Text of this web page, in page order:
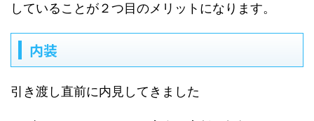
していることが２つ目のメリットになります。
内装
引き渡し直前に内見してきました